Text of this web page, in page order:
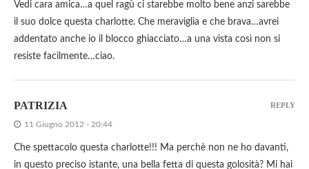
Vedi cara amica…a quel ragù ci starebbe molto bene anzi sarebbe
il suo dolce questa charlotte. Che meraviglia e che brava…avrei
addentato anche io il blocco ghiacciato…a una vista così non si
resiste facilmente…ciao.
PATRIZIA
11 Giugno 2012 - 20:44
Che spettacolo questa charlotte!!! Ma perchè non ne ho davanti,
in questo preciso istante, una bella fetta di questa golosità? Mi hai
REPLY